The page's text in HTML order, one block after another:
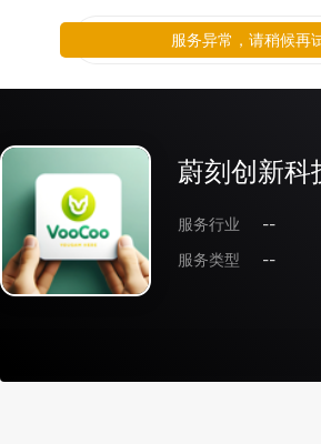
蔚刻创新科
服务行业
--
服务类型
--
服务异常，请稍候再